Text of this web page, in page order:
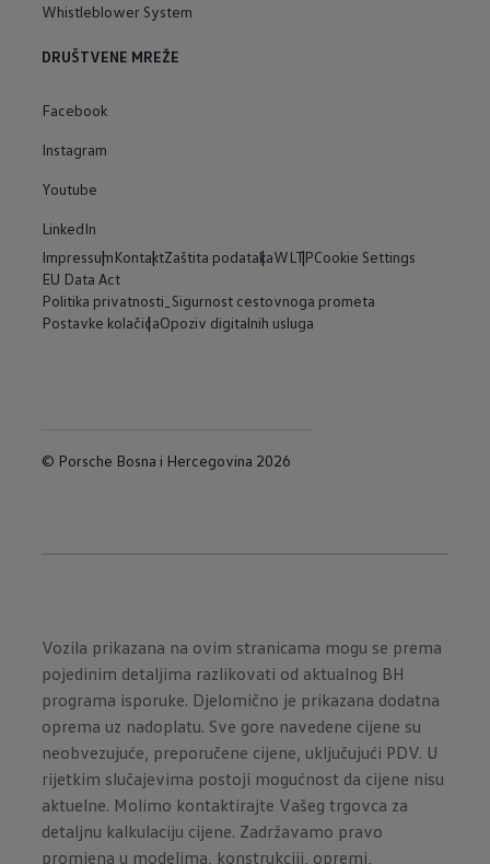
Whistleblower System
DRUŠTVENE MREŽE
Facebook
Instagram
Youtube
LinkedIn
ImpressumKontaktZaštita podatakaWLTPCookie Settings
EU Data Act
Politika privatnosti_Sigurnost cestovnoga prometa
Postavke kolačićaOpoziv digitalnih usluga
© Porsche Bosna i Hercegovina 2026
Vozila prikazana na ovim stranicama mogu se prema
pojedinim detaljima razlikovati od aktualnog BH
programa isporuke. Djelomično je prikazana dodatna
oprema uz nadoplatu. Sve gore navedene cijene su
neobvezujuće, preporučene cijene, uključujući PDV. U
rijetkim slučajevima postoji mogućnost da cijene nisu
aktuelne. Molimo kontaktirajte Vašeg trgovca za
detaljnu kalkulaciju cijene. Zadržavamo pravo
promjena u modelima, konstrukciji, opremi,